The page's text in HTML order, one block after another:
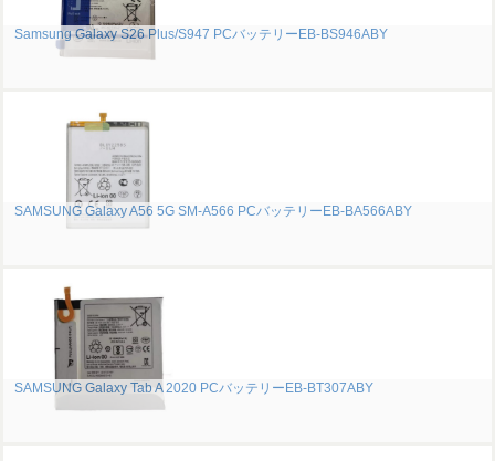
Samsung Galaxy S26 Plus/S947 PCバッテリーEB-BS946ABY
SAMSUNG Galaxy A56 5G SM-A566 PCバッテリーEB-BA566ABY
SAMSUNG Galaxy Tab A 2020 PCバッテリーEB-BT307ABY